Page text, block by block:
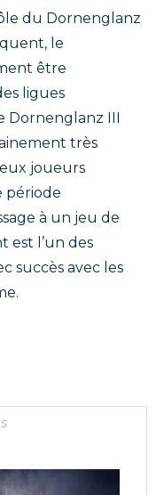
du Dornenglanz
le
être
ligues
Dornenglanz III
très
joueurs
période
à un jeu de
est l’un des
succès avec les